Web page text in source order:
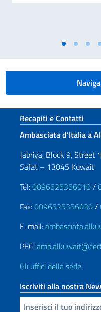
Sezione
Recapiti e Contatti
Ambasciata d’Italia a
Jabriya, Block 9, Street
Safat – 13045 Kuwait
Tel:0096525356010/
Fax:0096525356030/
E-mail:
PEC:
Gli uffici della sede
Iscriviti alla nostra
Inserisci la tua email